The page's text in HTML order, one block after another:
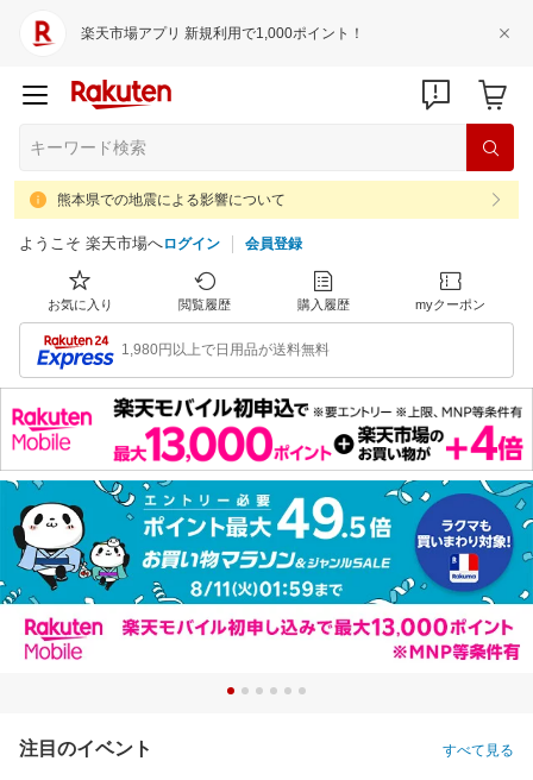
楽天市場アプリ 新規利用で1,000ポイント！
熊本県での地震による影響について
ようこそ 楽天市場へログイン 会員登録
お気に入り 閲覧履歴 購入履歴 myクーポン
1,980円以上で日用品が送料無料
注目のイベント すべて見る